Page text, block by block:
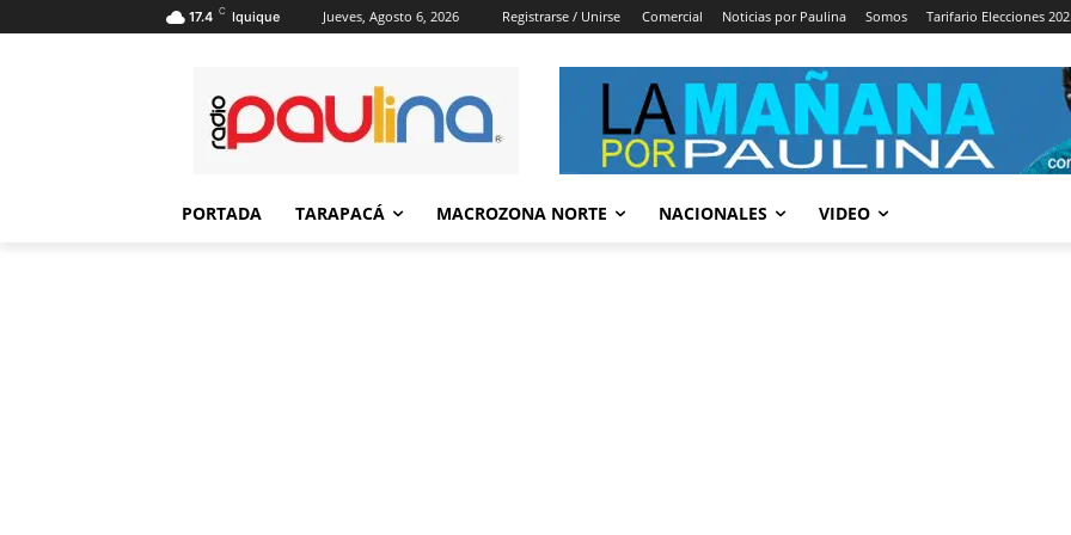
17.4 C Iquique Jueves, Agosto 6, 2026 Registrarse / Unirse Comercial Noticias por Paulina Somos Tarifario Elecciones
PORTADA TARAPACÁ MACROZONA NORTE NACIONALES VIDEO